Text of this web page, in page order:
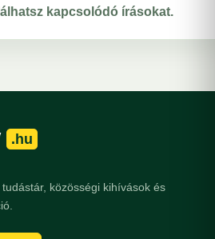
kapcsolódó írásokat.
.hu
közösségi kihívások és